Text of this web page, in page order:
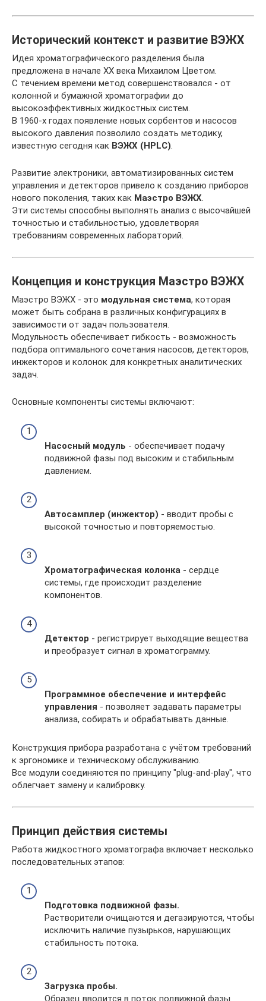
Исторический контекст и развитие ВЭЖХ
Идея хроматографического разделения была
предложена в начале XX века Михаилом Цветом.
С течением времени метод совершенствовался - от
колонной и бумажной хроматографии до
высокоэффективных жидкостных систем.
В 1960-х годах появление новых сорбентов и насосов
высокого давления позволило создать методику,
известную сегодня как ВЭЖХ (HPLC).
Развитие электроники, автоматизированных систем
управления и детекторов привело к созданию приборов
нового поколения, таких как Маэстро ВЭЖХ.
Эти системы способны выполнять анализ с высочайшей
точностью и стабильностью, удовлетворяя
требованиям современных лабораторий.
Концепция и конструкция Маэстро ВЭЖХ
Маэстро ВЭЖХ - это модульная система, которая
может быть собрана в различных конфигурациях в
зависимости от задач пользователя.
Модульность обеспечивает гибкость - возможность
подбора оптимального сочетания насосов, детекторов,
инжекторов и колонок для конкретных аналитических
задач.
Основные компоненты системы включают:
Насосный модуль - обеспечивает подачу
подвижной фазы под высоким и стабильным
давлением.
Автосамплер (инжектор) - вводит пробы с
высокой точностью и повторяемостью.
Хроматографическая колонка - сердце
системы, где происходит разделение
компонентов.
Детектор - регистрирует выходящие вещества
и преобразует сигнал в хроматограмму.
Программное обеспечение и интерфейс
управления - позволяет задавать параметры
анализа, собирать и обрабатывать данные.
Конструкция прибора разработана с учётом требований
к эргономике и техническому обслуживанию.
Все модули соединяются по принципу "plug-and-play", что
облегчает замену и калибровку.
Принцип действия системы
Работа жидкостного хроматографа включает несколько
последовательных этапов:
Подготовка подвижной фазы.
Растворители очищаются и дегазируются, чтобы
исключить наличие пузырьков, нарушающих
стабильность потока.
Загрузка пробы.
Образец вводится в поток подвижной фазы